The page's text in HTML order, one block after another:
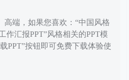
高端，如果您喜欢：“中国风格
作汇报PPT”风格相关的PPT模
PPT”按钮即可免费下载体验使